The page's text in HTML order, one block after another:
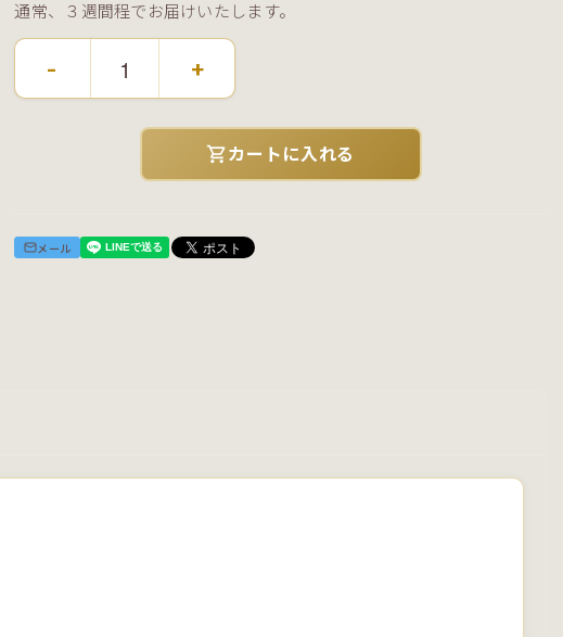
通常、３週間程でお届けいたします。
- +
shopping_cartカートに入れる
メール